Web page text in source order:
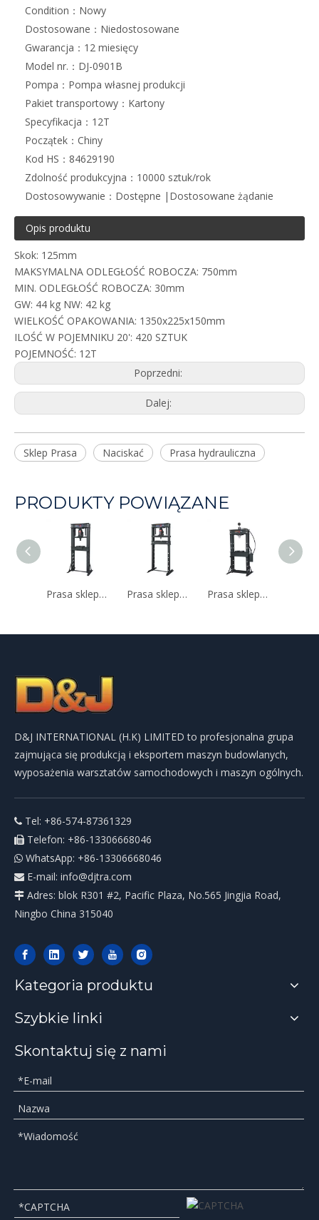
Condition： Nowy
Dostosowane： Niedostosowane
Gwarancja： 12 miesięcy
Model nr.： DJ-0901B
Pompa： Pompa własnej produkcji
Pakiet transportowy： Kartony
Specyfikacja： 12T
Początek： Chiny
Kod HS： 84629190
Zdolność produkcyjna： 10000 sztuk/rok
Dostosowywanie： Dostępne |Dostosowane żądanie
Opis produktu
Skok: 125mm
MAKSYMALNA ODLEGŁOŚĆ ROBOCZA: 750mm
MIN. ODLEGŁOŚĆ ROBOCZA: 30mm
GW: 44 kg NW: 42 kg
WIELKOŚĆ OPAKOWANIA: 1350x225x150mm
ILOŚĆ W POJEMNIKU 20': 420 SZTUK
POJEMNOŚĆ: 12T
Poprzedni:
Dalej:
Sklep Prasa Naciskać Prasa hydrauliczna
PRODUKTY POWIĄZANE
Prasa sklepowa 30T Prasa sklepowa 20T Prasa sklepowa 30t z manometrem
D&J INTERNATIONAL (H.K) LIMITED to profesjonalna grupa
zajmująca się produkcją i eksportem maszyn budowlanych,
wyposażenia warsztatów samochodowych i maszyn ogólnych.
 Tel: +86-574-87361329
 Telefon: +86-13306668046
 WhatsApp: +86-13306668046
 E-mail: info@djtra.com
 Adres: blok R301 #2, Pacific Plaza, No.565 Jingjia Road,
Ningbo China 315040
Kategoria produktu
Szybkie linki
Skontaktuj się z nami